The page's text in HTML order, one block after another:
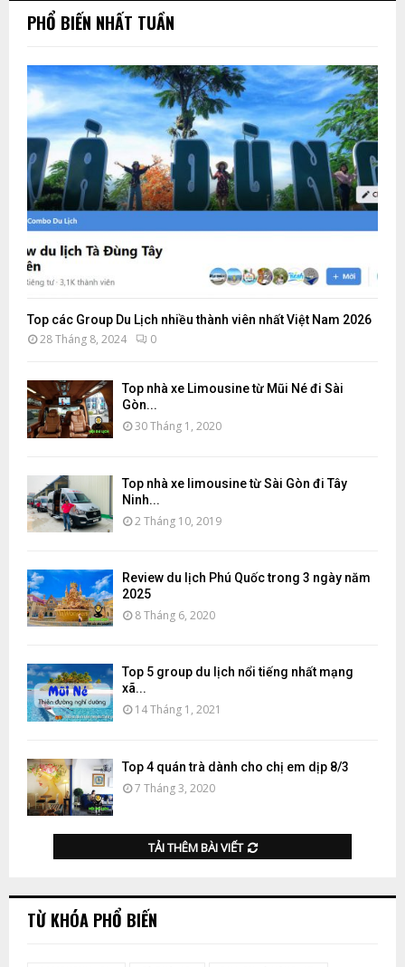
PHỔ BIẾN NHẤT TUẦN
Top các Group Du Lịch nhiều thành viên nhất Việt Nam 2026
28 Tháng 8, 2024 0
Top nhà xe Limousine từ Mũi Né đi Sài
Gòn...
30 Tháng 1, 2020
Top nhà xe limousine từ Sài Gòn đi Tây
Ninh...
2 Tháng 10, 2019
Review du lịch Phú Quốc trong 3 ngày năm
2025
8 Tháng 6, 2020
Top 5 group du lịch nổi tiếng nhất mạng
xã...
14 Tháng 1, 2021
Top 4 quán trà dành cho chị em dịp 8/3
7 Tháng 3, 2020
TẢI THÊM BÀI VIẾT
TỪ KHÓA PHỔ BIẾN